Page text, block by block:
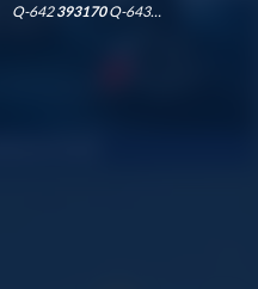
Q-642393170Q-643…